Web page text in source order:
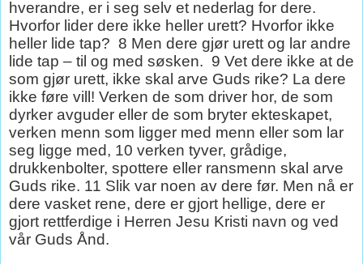
hverandre, er i seg selv et nederlag for dere.
Hvorfor lider dere ikke heller urett? Hvorfor ikke
heller lide tap? 8 Men dere gjør urett og lar andre
lide tap – til og med søsken. 9 Vet dere ikke at de
som gjør urett, ikke skal arve Guds rike? La dere
ikke føre vill! Verken de som driver hor, de som
dyrker avguder eller de som bryter ekteskapet,
verken menn som ligger med menn eller som lar
seg ligge med, 10 verken tyver, grådige,
drukkenbolter, spottere eller ransmenn skal arve
Guds rike. 11 Slik var noen av dere før. Men nå er
dere vasket rene, dere er gjort hellige, dere er
gjort rettferdige i Herren Jesu Kristi navn og ved
vår Guds Ånd.